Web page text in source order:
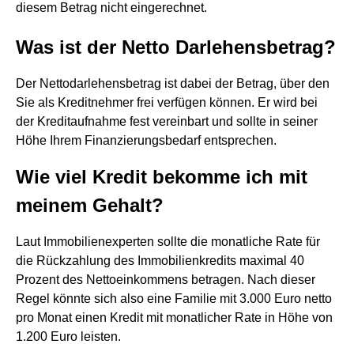
diesem Betrag nicht eingerechnet.
Was ist der Netto Darlehensbetrag?
Der Nettodarlehensbetrag ist dabei der Betrag, über den
Sie als Kreditnehmer frei verfügen können. Er wird bei
der Kreditaufnahme fest vereinbart und sollte in seiner
Höhe Ihrem Finanzierungsbedarf entsprechen.
Wie viel Kredit bekomme ich mit
meinem Gehalt?
Laut Immobilienexperten sollte die monatliche Rate für
die Rückzahlung des Immobilienkredits maximal 40
Prozent des Nettoeinkommens betragen. Nach dieser
Regel könnte sich also eine Familie mit 3.000 Euro netto
pro Monat einen Kredit mit monatlicher Rate in Höhe von
1.200 Euro leisten.